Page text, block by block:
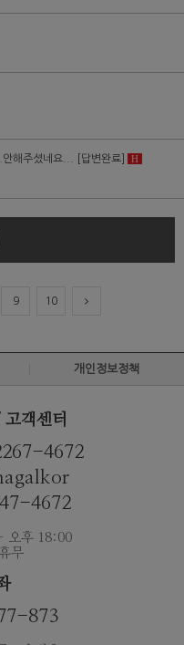
해주셨네요... [답변완료]
H
9 10
개인정보정책
객센터
4672
4672
오후 18:00
무
873